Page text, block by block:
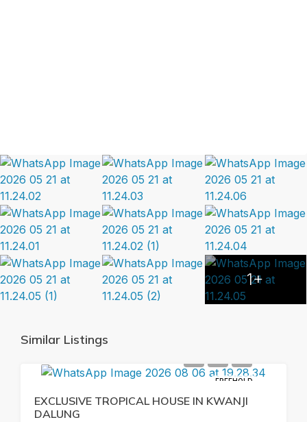
1+
Similar Listings
FREEHOLD
EXCLUSIVE TROPICAL HOUSE IN KWANJI
DALUNG